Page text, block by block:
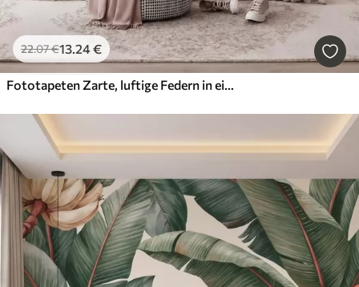
22.07€13.24€
Fototapeten Zarte, luftige Federn in einem pfirsichrosa Schimmer